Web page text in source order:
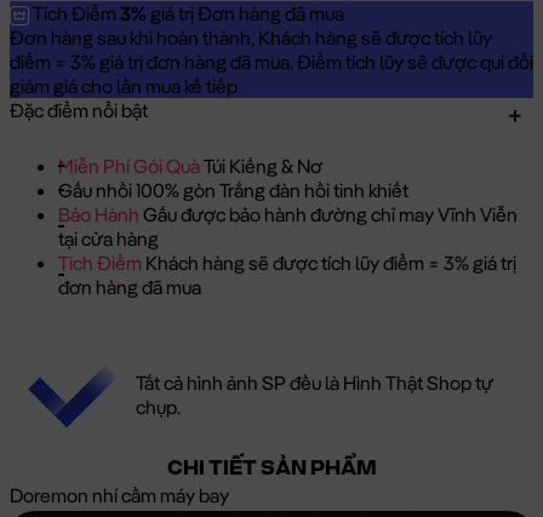
Tích Điểm 3% giá trị Đơn hàng đã mua
Đơn hàng sau khi hoàn thành, Khách hàng sẽ được tích lũy
điểm = 3% giá trị đơn hàng đã mua. Điểm tích lũy sẽ được qui đổi
giảm giá cho lần mua kế tiếp
Đặc điểm nổi bật
Miễn Phí Gói QuàTúi Kiếng & Nơ
Gấu nhồi 100% gòn Trắng đàn hồi tinh khiết
Bảo Hành Gấu được bảo hành đường chỉ may Vĩnh Viễn
tại cửa hàng
Tích Điểm Khách hàng sẽ được tích lũy điểm = 3% giá trị
đơn hàng đã mua
Tất cả hình ảnh SP đều là Hình Thật Shop tự
chụp.
CHI TIẾT SẢN PHẨM
Doremon nhí cầm máy bay